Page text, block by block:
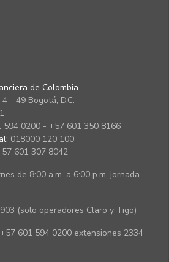
de Colombia
- 49 Bogotá, D.C.
594 0200 - +57 601 350 8166
018000 120 100
601 307 8042
de 8:00 a.m. a 6:00 p.m. jornada
(solo operadores Claro y Tigo)
+57 601 594 0200 extensiones 2334